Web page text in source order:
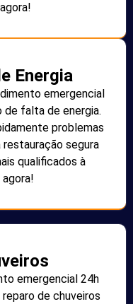
Energia
emergencial
de falta de energia.
problemas
segura
qualificados à
emergencial 24h
de chuveiros